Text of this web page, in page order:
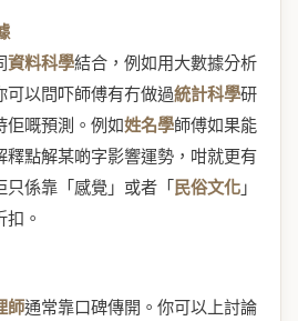
資料科學結合，例如用大數據分析
可以問吓師傅有冇做過統計科學研
佢嘅預測。例如姓名學師傅如果能
釋點解某啲字影響運勢，咁就更有
只係靠「感覺」或者「民俗文化 」
。
師通常靠口碑傳開。你可以上討論